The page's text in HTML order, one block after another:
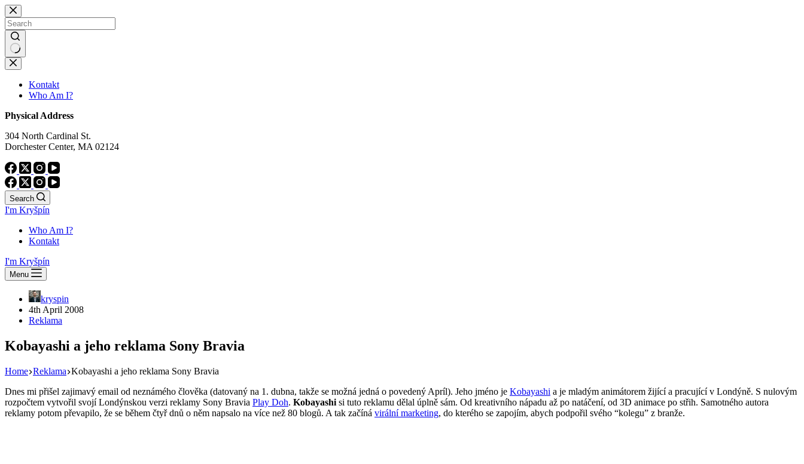
Skip
to
content
No
results
Kontakt
Who Am I?
Physical Address
304 North Cardinal St.
Dorchester Center, MA 02124
Search
I'm Kryšpín
Who Am I?
Kontakt
I'm Kryšpín
Menu
kryspin
4th April 2008
Reklama
Kobayashi a jeho reklama Sony Bravia
Home Reklama Kobayashi a jeho reklama Sony Bravia
Dnes mi přišel zajimavý email od neznámého člověka (datovaný na 1. dubna, takže se možná jedná o povedený Apríl). Jeho jméno je Kobayashi a je mladým animátorem žijící a pracující v Londýně. S nulovým
rozpočtem vytvořil svojí Londýnskou verzi reklamy Sony Bravia Play Doh. Kobayashi si tuto reklamu dělal úplně sám. Od kreativního nápadu až po natáčení, od 3D animace po střih. Samotného autora
reklamy potom převapilo, že se během čtyř dnů o něm napsalo na více než 80 blogů. A tak začíná virální marketing, do kterého se zapojím, abych podpořil svého “kolegu” z branže.